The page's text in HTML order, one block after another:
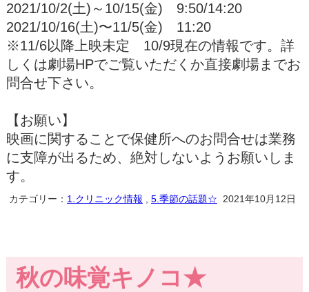
2021/10/2(土)～10/15(金) 9:50/14:20
2021/10/16(土)〜11/5(金) 11:20
※11/6以降上映未定 10/9現在の情報です。詳
しくは劇場HPでご覧いただくか直接劇場までお
問合せ下さい。
【お願い】
映画に関することで保健所へのお問合せは業務
に支障が出るため、絶対しないようお願いしま
す。
カテゴリー： 1.クリニック情報 , 5.季節の話題☆ 2021年10月12日
秋の味覚キノコ★